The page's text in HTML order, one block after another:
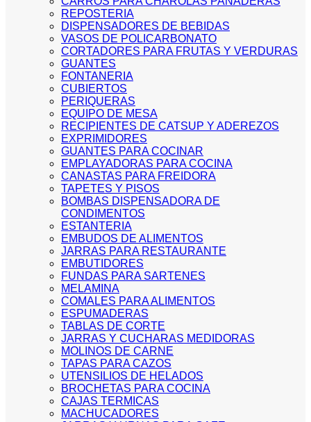
REPOSTERIA
DISPENSADORES DE BEBIDAS
VASOS DE POLICARBONATO
CORTADORES PARA FRUTAS Y VERDURAS
GUANTES
FONTANERIA
CUBIERTOS
PERIQUERAS
EQUIPO DE MESA
RECIPIENTES DE CATSUP Y ADEREZOS
EXPRIMIDORES
GUANTES PARA COCINAR
EMPLAYADORAS PARA COCINA
CANASTAS PARA FREIDORA
TAPETES Y PISOS
BOMBAS DISPENSADORA DE
CONDIMENTOS
ESTANTERIA
EMBUDOS DE ALIMENTOS
JARRAS PARA RESTAURANTE
EMBUTIDORES
FUNDAS PARA SARTENES
MELAMINA
COMALES PARA ALIMENTOS
ESPUMADERAS
TABLAS DE CORTE
JARRAS Y CUCHARAS MEDIDORAS
MOLINOS DE CARNE
TAPAS PARA CAZOS
UTENSILIOS DE HELADOS
BROCHETAS PARA COCINA
CAJAS TERMICAS
MACHUCADORES